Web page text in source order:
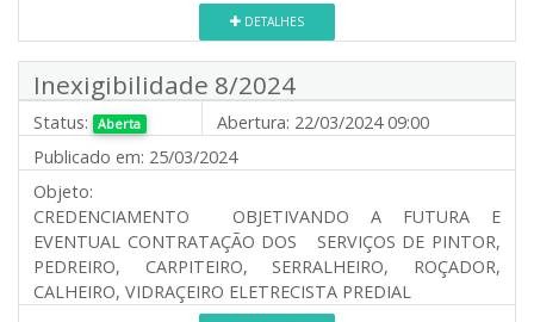
DETALHES
Inexigibilidade 8/2024
Status: Aberta Abertura: 22/03/2024 09:00
Publicado em: 25/03/2024
Objeto:
CREDENCIAMENTO OBJETIVANDO A FUTURA E
EVENTUAL CONTRATAÇÃO DOS SERVIÇOS DE PINTOR,
PEDREIRO, CARPITEIRO, SERRALHEIRO, ROÇADOR,
CALHEIRO, VIDRAÇEIRO ELETRECISTA PREDIAL